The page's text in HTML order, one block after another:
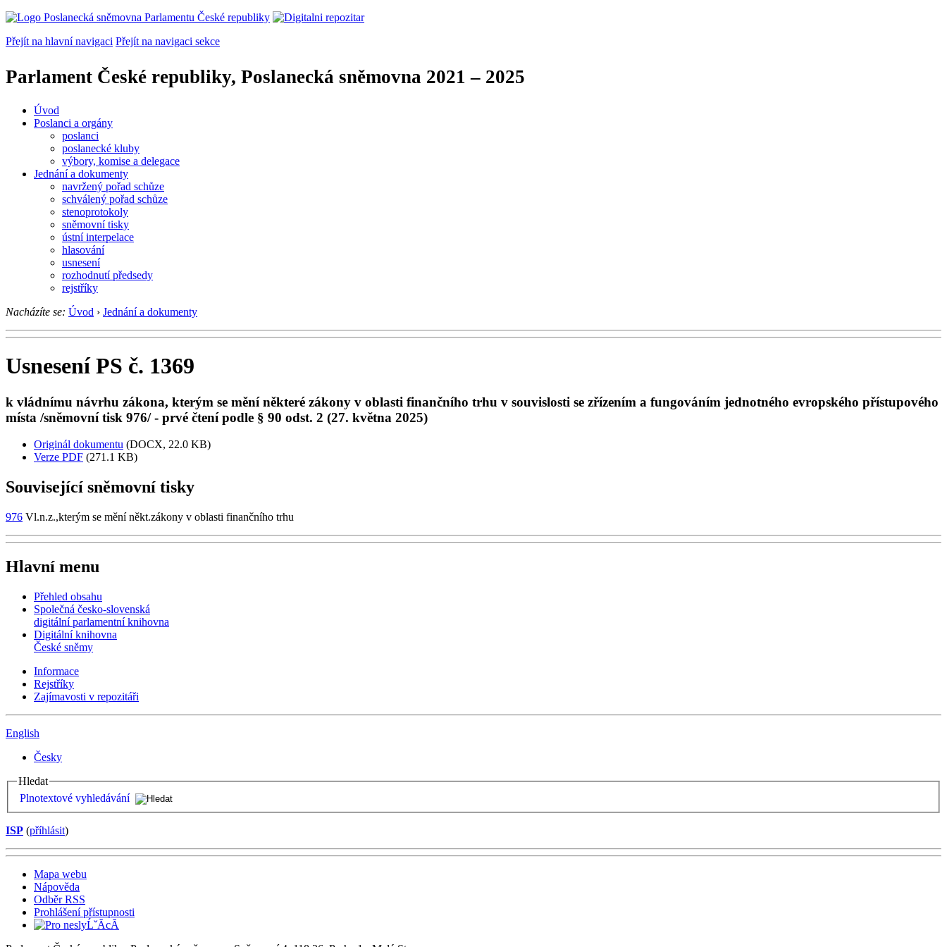
Přejít na hlavní navigaci Přejít na navigaci sekce
Parlament České republiky, Poslanecká sněmovna 2021 – 2025
Úvod
Poslanci a orgány
poslanci
poslanecké kluby
výbory, komise a delegace
Jednání a dokumenty
navržený pořad schůze
schválený pořad schůze
stenoprotokoly
sněmovní tisky
ústní interpelace
hlasování
usnesení
rozhodnutí předsedy
rejstříky
Nacházíte se: Úvod › Jednání a dokumenty
Usnesení PS č. 1369
k vládnímu návrhu zákona, kterým se mění některé zákony v oblasti finančního trhu v souvislosti se zřízením a fungováním jednotného evropského přístupového
místa /sněmovní tisk 976/ - prvé čtení podle § 90 odst. 2 (27. května 2025)
Originál dokumentu (DOCX, 22.0 KB)
Verze PDF (271.1 KB)
Související sněmovní tisky
976 Vl.n.z.,kterým se mění někt.zákony v oblasti finančního trhu
Hlavní menu
Přehled obsahu
Společná česko-slovenská
digitální parlamentní knihovna
Digitální knihovna
České sněmy
Informace
Rejstříky
Zajímavosti v repozitáři
English
Česky
Hledat
Plnotextové vyhledávání
ISP (příhlásit)
Mapa webu
Nápověda
Odběr RSS
Prohlášení přístupnosti